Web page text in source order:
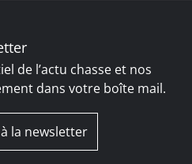
de l’actu chasse et nos
dans votre boîte mail.
la newsletter